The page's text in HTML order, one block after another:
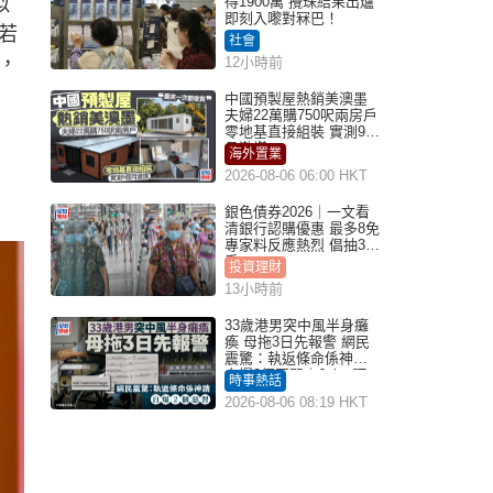
即刻入嚟對冧巴！
社會
12小時前
中國預製屋熱銷美澳墨
夫婦22萬購750呎兩房戶
零地基直接組裝 實測9個
月激讚
海外置業
2026-08-06 06:00 HKT
銀色債券2026｜一文看
清銀行認購優惠 最多8免
專家料反應熱烈 倡抽30
手
投資理財
13小時前
33歲港男突中風半身癱
瘓 母拖3日先報警 網民
震驚：執返條命係神蹟
自爆2個惡習｜Juicy叮
時事熱話
2026-08-06 08:19 HKT